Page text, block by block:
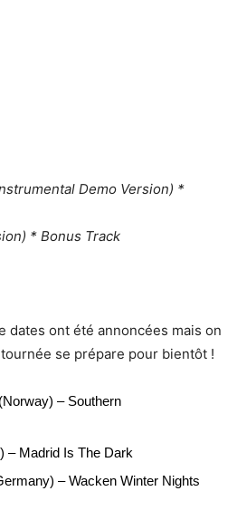
Demo Version) *
* Bonus Track
dates ont été annoncées mais on
se prépare pour bientôt !
(Norway) – Southern
– Madrid Is The Dark
– Wacken Winter Nights